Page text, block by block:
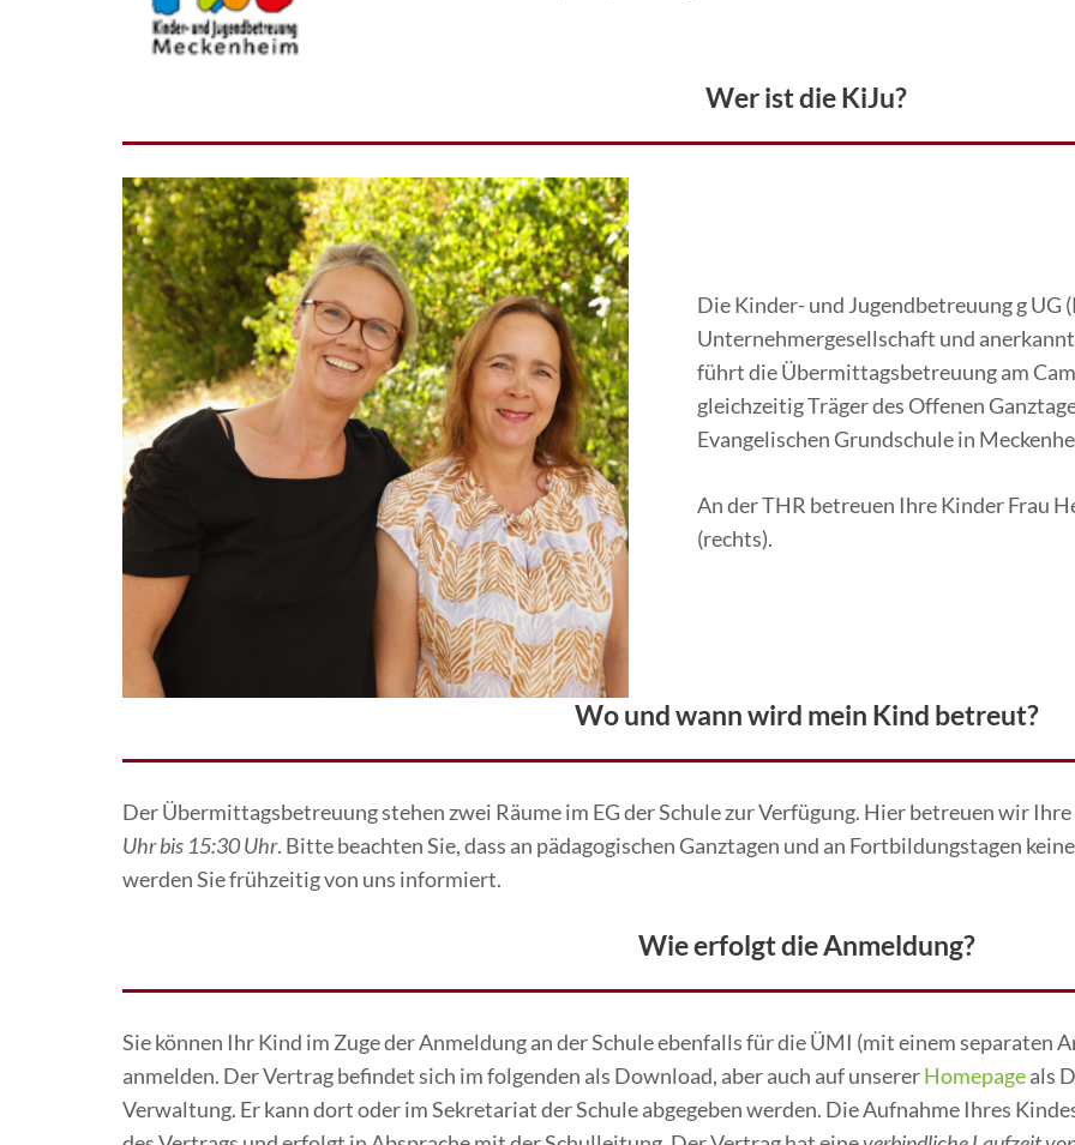
Wer ist die KiJu?
Die Kinder- und Jugendbetreuung g UG
Unternehmergesellschaft und
führt die Übermittagsbetreuung am
gleichzeitig Träger des Offenen
Evangelischen Grundschule in
An der THR betreuen Ihre Kinder Frau
(rechts).
Wo und wann wird mein Kind betreut?
Der Übermittagsbetreuung stehen zwei Räume im EG der Schule zur Verfügung. Hier betreuen wir
Uhr bis 15:30 Uhr. Bitte beachten Sie, dass an pädagogischen Ganztagen und an Fortbildungstagen
werden Sie frühzeitig von uns informiert.
Wie erfolgt die Anmeldung?
Sie können Ihr Kind im Zuge der Anmeldung an der Schule ebenfalls für die ÜMI (mit einem separaten
anmelden. Der Vertrag befindet sich im folgenden als Download, aber auch auf unsererHomepageals
Verwaltung. Er kann dort oder im Sekretariat der Schule abgegeben werden. Die Aufnahme Ihres